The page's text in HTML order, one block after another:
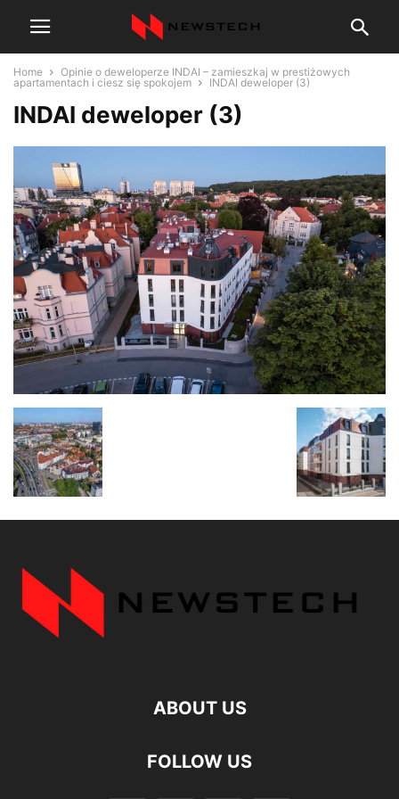
Home
Opinie o deweloperze INDAI – zamieszkaj w prestiżowych
apartamentach i ciesz się spokojem
INDAI deweloper (3)
INDAI deweloper (3)
ABOUT US
FOLLOW US